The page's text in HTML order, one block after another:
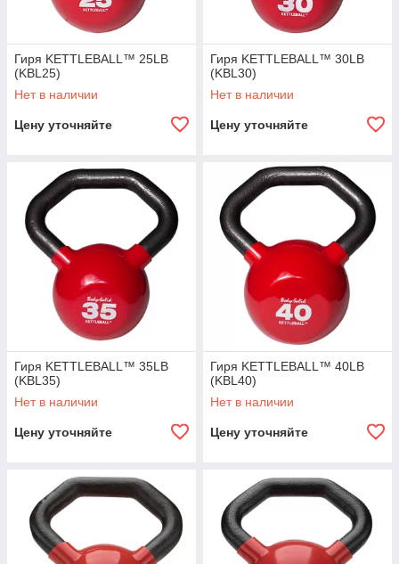
Гиря KETTLEBALL™ 25LB
(KBL25)
Нет в наличии
Цену уточняйте
Гиря KETTLEBALL™ 30LB
(KBL30)
Нет в наличии
Цену уточняйте
Гиря KETTLEBALL™ 35LB
(KBL35)
Нет в наличии
Цену уточняйте
Гиря KETTLEBALL™ 40LB
(KBL40)
Нет в наличии
Цену уточняйте